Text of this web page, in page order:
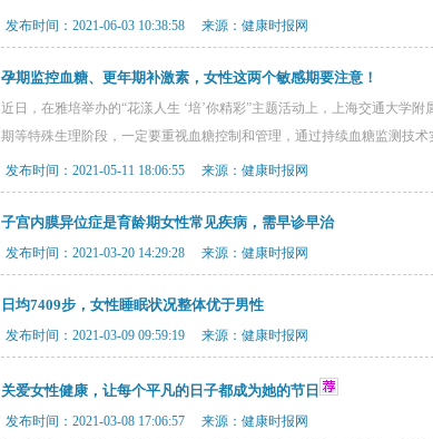
发布时间：2021-06-03 10:38:58 来源：健康时报网
孕期监控血糖、更年期补激素，女性这两个敏感期要注意！
近日，在雅培举办的“花漾人生 ‘培’你精彩”主题活动上，上海交通大学
期等特殊生理阶段，一定要重视血糖控制和管理，通过持续血糖监测技术
发布时间：2021-05-11 18:06:55 来源：健康时报网
子宫内膜异位症是育龄期女性常见疾病，需早诊早治
发布时间：2021-03-20 14:29:28 来源：健康时报网
日均7409步，女性睡眠状况整体优于男性
发布时间：2021-03-09 09:59:19 来源：健康时报网
关爱女性健康，让每个平凡的日子都成为她的节日
发布时间：2021-03-08 17:06:57 来源：健康时报网